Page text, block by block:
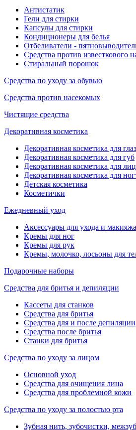
Антистатик
Гели для стирки
Капсулы для стирки
Кондиционеры для белья
Отбеливатели -
Средства против известкового
Стиральный порошок
Средства по уходу за обувью
Средства против насекомых
Чистящие средства
Декоративная косметика
Декоративная косметика для глаз
Декоративная косметика для губ
Декоративная косметика для
Декоративная косметика для
Детская косметика
Косметички
Ежедневный уход
Аксессуары для ухода и макияжа
Кремы для ног
Кремы для рук
Кремы, молочко, лосьоны для
Подарочные наборы
Средства для бритья и депиляции
Кассеты для станков
Средства для бритья
Средства для и после депиляции
Средства после бритья
Станки для бритья
Средства по уходу за лицом
Основной уход
Средства для очищения лица
Средства для проблемной кожи
Средства по уходу за полостью рта
Зубная нить, зубочистки,